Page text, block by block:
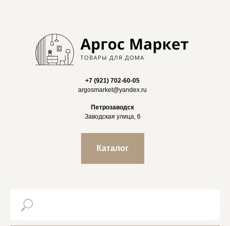
+7 (921) 702-60-05
argosmarket@yandex.ru
Петрозаводск
Заводская улица, 6
Каталог